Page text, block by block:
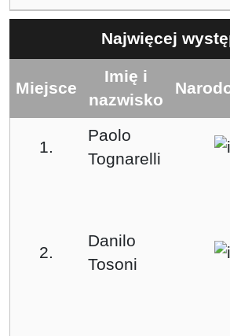
Najwięcej
Miejsce
Imię i
nazwisko
1.
Paolo
Tognarelli
2.
Danilo
Tosoni